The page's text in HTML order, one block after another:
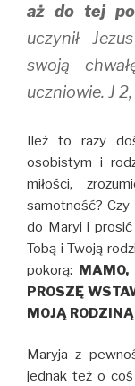
aż do tej
uczynił
swoją
uczniowie. J 2,
Ileż to razy
osobistym i
miłości,
samotność?
do Maryi i
Tobą i Twoją
pokorą: MAMO,
PROSZĘ
MOJĄ
Maryja z
jednak też o coś